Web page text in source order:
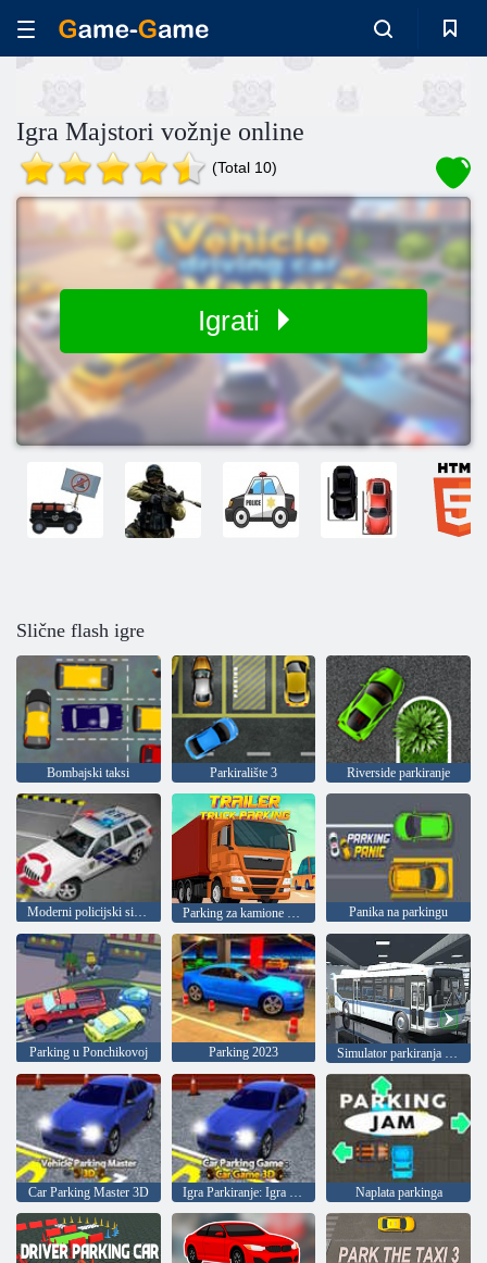
Igra Majstori vožnje online
(Total 10)
Igrati
Slične flash igre
Bombajski taksi Parkiralište 3 Riverside parkiranje
Moderni policijski simulator parkiranja 2022 Parking za kamione sa prikolicom Panika na parkingu
Parking u Ponchikovoj Parking 2023 Simulator parkiranja gradskog autobusa 3D
Car Parking Master 3D Naplata parkinga